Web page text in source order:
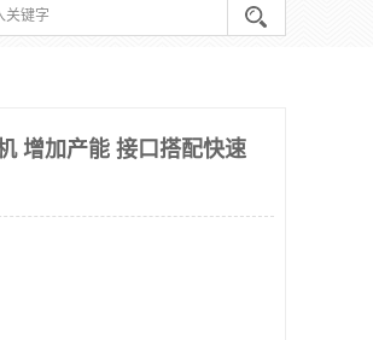
增加产能 接口搭配快速